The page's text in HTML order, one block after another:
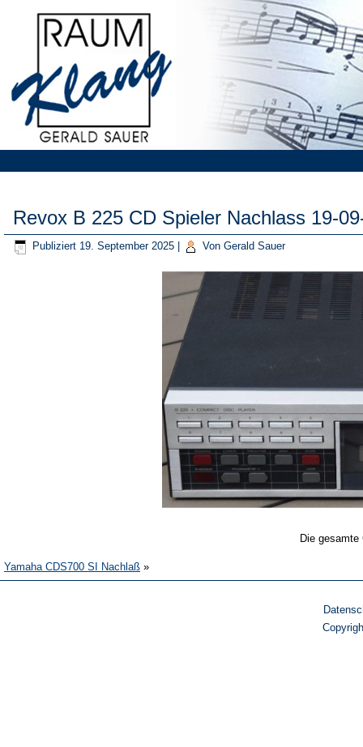
Revox B 225 CD Spieler Nachlass 19-
Publiziert 19. September 2025 Von Gerald Sauer
Die
Yamaha CDS700 SI Nachlaß »